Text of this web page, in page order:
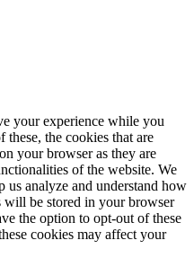
your experience while you
the cookies that are
your browser as they are
of the website. We
us analyze and understand how
will be stored in your browser
the option to opt-out of these
cookies may affect your